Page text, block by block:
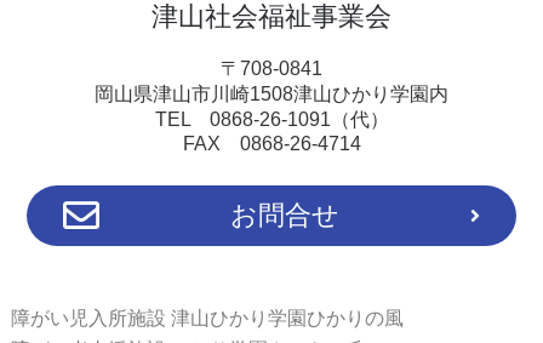
津山社会福祉事業会
〒708-0841
岡山県津山市川崎1508津山ひかり学園内
TEL 0868-26-1091（代）
FAX 0868-26-4714
お問合せ
障がい児入所施設 津山ひかり学園ひかりの風